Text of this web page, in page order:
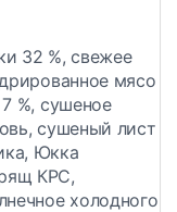
32 %, свежее
мясо
%, сушеное
сушеный лист
Юкка
КРС,
холодного